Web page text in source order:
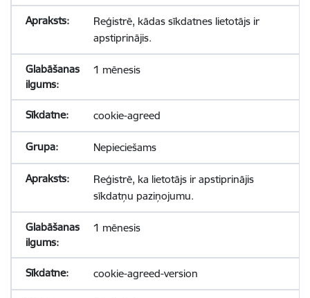
Reģistrē, kādas sīkdatnes lietotājs ir
apstiprinājis.
1 mēnesis
cookie-agreed
Nepieciešams
Reģistrē, ka lietotājs ir apstiprinājis
sīkdatņu paziņojumu.
1 mēnesis
cookie-agreed-version